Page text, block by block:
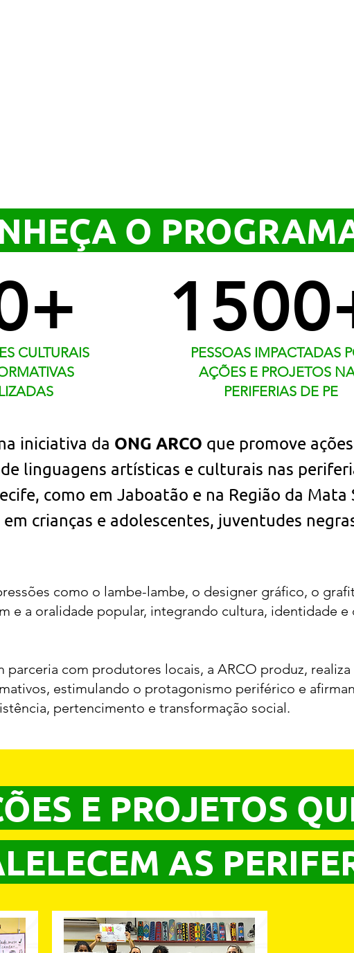
O
CULTURAIS
PESSOAS IMPACTADAS
AÇÕES E PROJETOS
PERIFERIAS DE PE
iniciativa da ONG ARCO que promove
linguagens artísticas e culturais nas
como em Jaboatão e na Região da Mata
crianças e adolescentes, juventudes
como o lambe-lambe, o designer gráfico, o
e a oralidade popular, integrando cultura, identidade e
com produtores locais, a ARCO produz,
estimulando o protagonismo periférico e
pertencimento e transformação social.
E PROJETOS
AS